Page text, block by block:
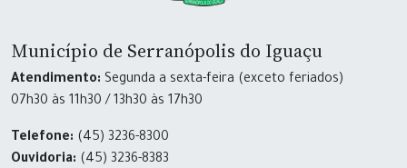
Município de Serranópolis do Iguaçu
Atendimento: Segunda a sexta-feira (exceto feriados)
07h30 às 11h30 / 13h30 às 17h30
Telefone: (45) 3236-8300
Ouvidoria: (45) 3236-8383